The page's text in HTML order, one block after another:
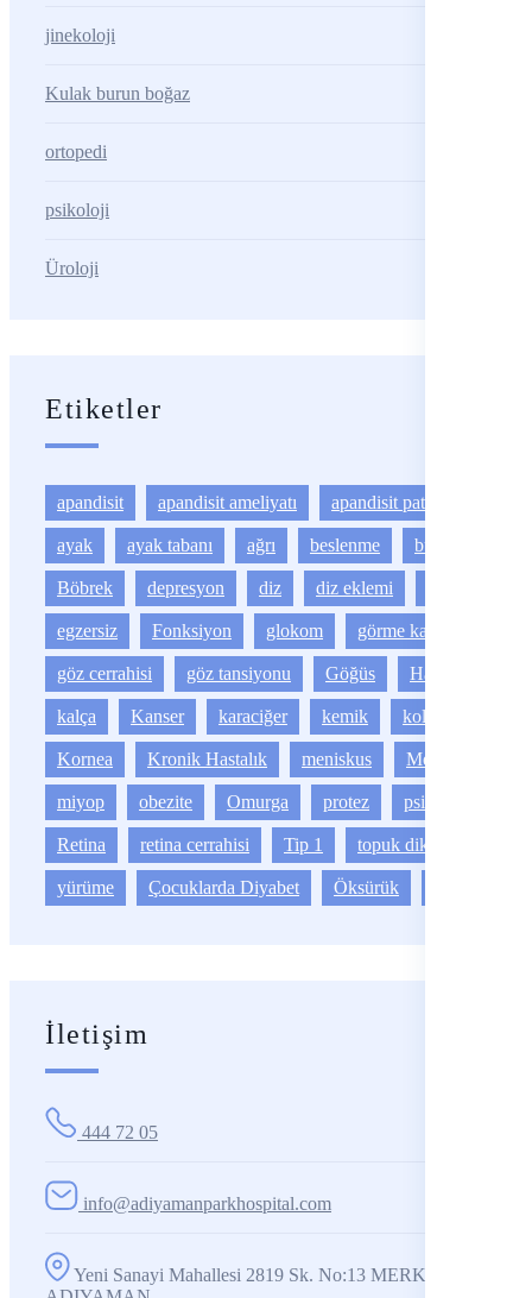
jinekoloji
Kulak burun boğaz
ortopedi
psikoloji
Üroloji
Etiketler
apandisit apandisit ameliyatı apandisit patlaması
ayak ayak tabanı ağrı beslenme bulanık görme
Böbrek depresyon diz diz eklemi
egzersiz Fonksiyon glokom görme kaybı
göz cerrahisi göz tansiyonu Göğüs Hareket
kalça Kanser karaciğer kemik kolestrol
Kornea Kronik Hastalık meniskus Mesane
miyop obezite Omurga protez psikoloji
Retina retina cerrahisi Tip 1 topuk dikeni
yürüme Çocuklarda Diyabet Öksürük
İletişim
444 72 05
info@adiyamanparkhospital.com
Yeni Sanayi Mahallesi 2819 Sk. No:13 MERKEZ /